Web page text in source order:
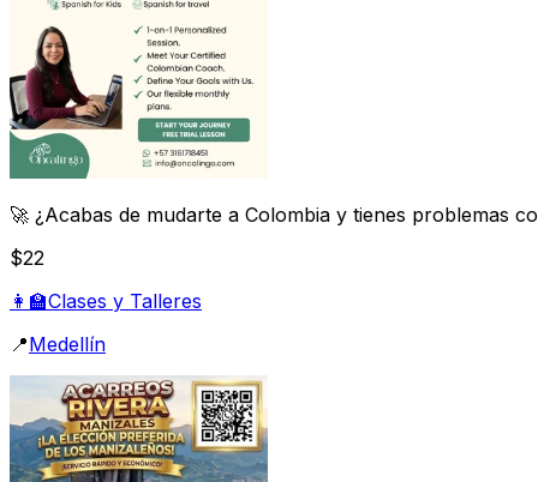
🚀 ¿Acabas de mudarte a Colombia y tienes problemas
$22
👩‍🏫Clases y Talleres
📍Medellín